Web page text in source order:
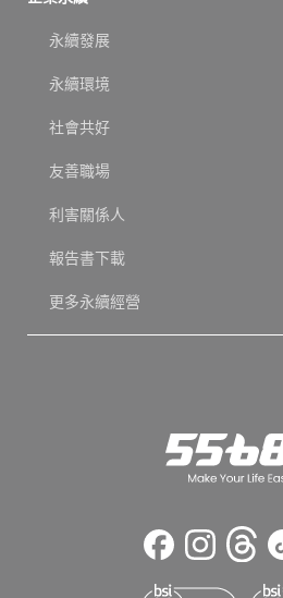
永續發展
永續環境
社會共好
友善職場
利害關係人
報告書下載
更多永續經營